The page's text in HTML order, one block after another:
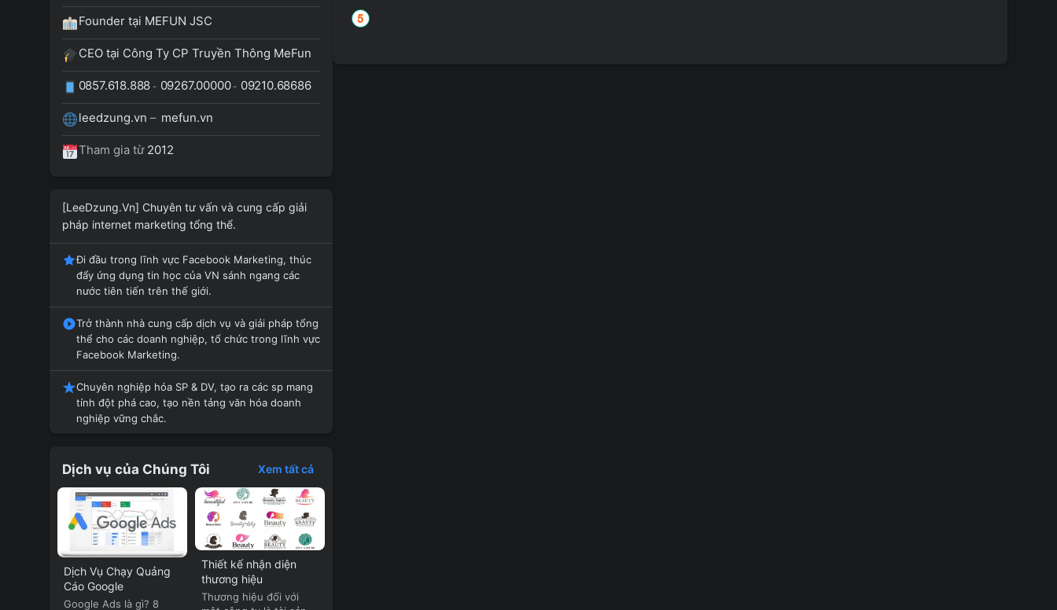
Founder tại MEFUN JSC
CEO tại Công Ty CP Truyền Thông MeFun
0857.618.888 - 09267.00000- 09210.68686
leedzung.vn – mefun.vn
Tham gia từ 2012
[LeeDzung.Vn] Chuyên tư vấn và cung cấp giải
pháp internet marketing tổng thể.
Đi đầu trong lĩnh vực Facebook Marketing, thúc
đẩy ứng dụng tin học của VN sánh ngang các
nước tiên tiến trên thế giới.
Trở thành nhà cung cấp dịch vụ và giải pháp tổng
thể cho các doanh nghiệp, tổ chức trong lĩnh vực
Facebook Marketing.
Chuyên nghiệp hóa SP & DV, tạo ra các sp mang
tính đột phá cao, tạo nền tảng văn hóa doanh
nghiệp vững chắc.
Dịch vụ của Chúng Tôi Xem tất cả
Dịch Vụ Chạy Quảng
Cáo Google
Google Ads là gì? 8
Thiết kế nhận diện
thương hiệu
Thương hiệu đối với